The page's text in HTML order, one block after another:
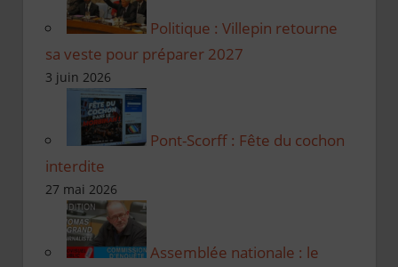
Politique : Villepin retourne
sa veste pour préparer 2027
3 juin 2026
Pont-Scorff : Fête du cochon
interdite
27 mai 2026
Assemblée nationale : le